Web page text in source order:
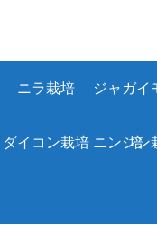
ニラ栽培 ジャガイ
培
ダイコン栽培 ニンジン